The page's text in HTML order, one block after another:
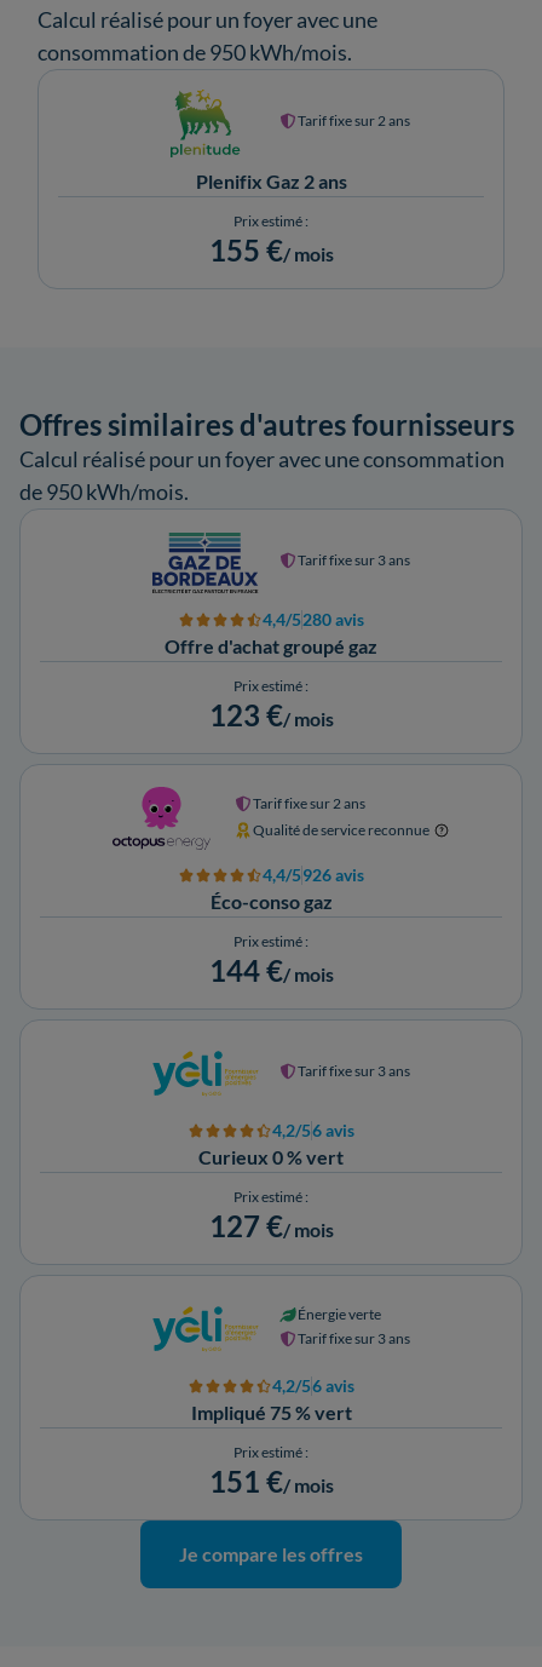
Calcul réalisé pour un foyer avec une
consommation de 950 kWh/mois.
Plenifix Gaz 2 ans
Tarif fixe sur 2 ans
Prix estimé :
155 €/ mois
Offres similaires d'autres fournisseurs
Calcul réalisé pour un foyer avec une consommation
de 950 kWh/mois.
Offre d'achat groupé gaz
Tarif fixe sur 3 ans
4,4/5280 avis
Prix estimé :
123 €/ mois
Éco-conso gaz
Tarif fixe sur 2 ans
Qualité de service reconnue
4,4/5926 avis
Prix estimé :
144 €/ mois
Curieux 0 % vert
Tarif fixe sur 3 ans
4,2/56 avis
Prix estimé :
127 €/ mois
Impliqué 75 % vert
Énergie verte
Tarif fixe sur 3 ans
4,2/56 avis
Prix estimé :
151 €/ mois
Je compare les offres